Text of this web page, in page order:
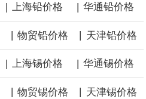
| 上海铅价格 | 华通铅价格
物贸铅价格 天津铅价格
| 上海锡价格 | 华通锡价格
物贸锡价格 天津锡价格